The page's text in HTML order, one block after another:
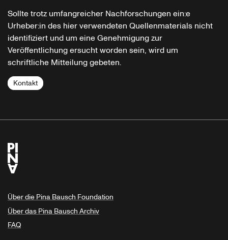
Sollte trotz umfangreicher Nachforschungen ein:e
Urheber:in des hier verwendeten Quellenmaterials nicht
identifiziert und um eine Genehmigung zur
Veröffentlichung ersucht worden sein, wird um
schriftliche Mitteilung gebeten.
Kontakt
Über die Pina Bausch Foundation
Über das Pina Bausch Archiv
FAQ